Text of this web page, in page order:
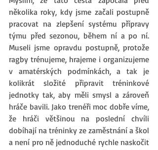
několika roky, kdy jsme začali postupně
pracovat na zlepšení systému přípravy
týmu před sezonou, během ní a po ní.
Museli jsme opravdu postupně, protože
ragby trénujeme, hrajeme i organizujeme
v amatérských podmínkách, a tak je
kolikrát složité připravit tréninkové
jednotky tak, aby měli smysl a zároveň
hráče bavili. Jako trenéři moc dobře víme,
že hráči většinou na poslední chvíli
dobíhají na tréninky ze zaměstnání a škol
a není pro ně jednoduché rychle naskočit